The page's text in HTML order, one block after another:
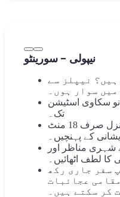
نیپولی - سورینٹو
ہیں؟ نیپلز سے
سوار ہوں۔
سکاوی اسٹیشن
تک۔
ہر 3 گھنٹے میں ایک ٹرین کے ساتھ، اپنی منزل صرف 18 منٹ
کے پہنچیں۔
شہری مناظر اور
لطف اٹھائیں۔
سفر جاری رکھ
عجائبات
کر سکتے ہیں۔